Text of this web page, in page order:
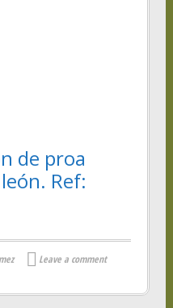
de proa
Ref:
Leave a comment